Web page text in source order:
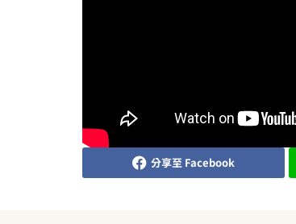
分享至 Facebook